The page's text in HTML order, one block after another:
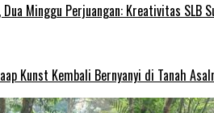
Dua Minggu Perjuangan: Kreativitas SLB
Kunst Kembali Bernyanyi di Tanah